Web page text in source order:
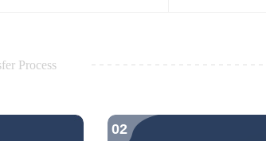
Process